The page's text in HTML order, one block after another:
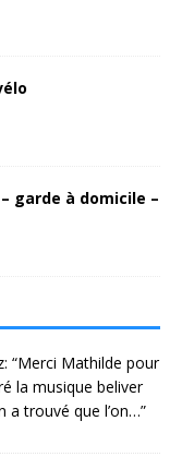
garde à domicile –
: “Merci Mathilde pour
la musique beliver
a trouvé que l’on…”